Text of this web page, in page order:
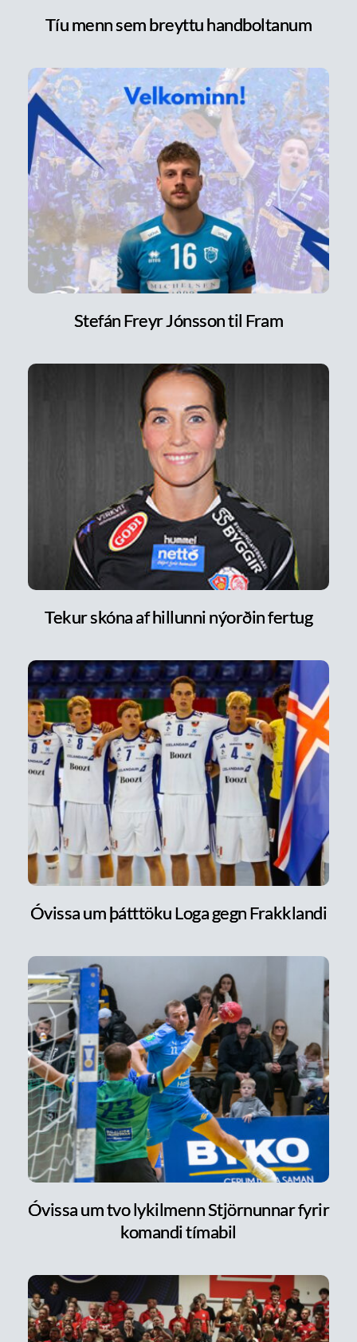
Tíu menn sem breyttu handboltanum
Stefán Freyr Jónsson til Fram
Tekur skóna af hillunni nýorðin fertug
Óvissa um þátttöku Loga gegn Frakklandi
Óvissa um tvo lykilmenn Stjörnunnar fyrir
komandi tímabil